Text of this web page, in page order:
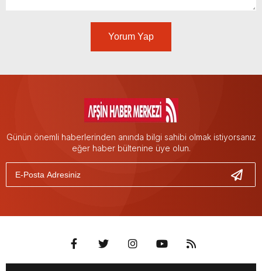
Yorum Yap
Günün önemli haberlerinden anında bilgi sahibi olmak istiyorsanız
eğer haber bültenine üye olun.